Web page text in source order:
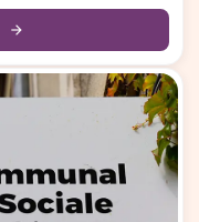
arrow_forward